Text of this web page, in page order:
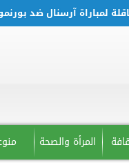
آرسنال ضد بورنموث
المرأة والصحة